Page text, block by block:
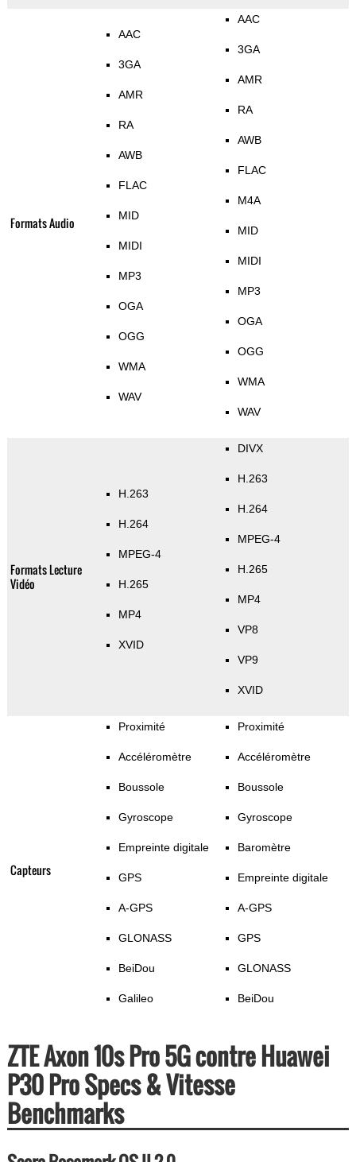
Formats Audio
AAC
3GA
AMR
RA
AWB
FLAC
MID
MIDI
MP3
OGA
OGG
WMA
WAV
AAC
3GA
AMR
RA
AWB
FLAC
M4A
MID
MIDI
MP3
OGA
OGG
WMA
WAV
Formats Lecture
Vidéo
H.263
H.264
MPEG-4
H.265
MP4
XVID
DIVX
H.263
H.264
MPEG-4
H.265
MP4
VP8
VP9
XVID
Capteurs
Proximité
Accéléromètre
Boussole
Gyroscope
Empreinte digitale
GPS
A-GPS
GLONASS
BeiDou
Galileo
Proximité
Accéléromètre
Boussole
Gyroscope
Baromètre
Empreinte digitale
A-GPS
GPS
GLONASS
BeiDou
ZTE Axon 10s Pro 5G contre Huawei
P30 Pro Specs & Vitesse
Benchmarks